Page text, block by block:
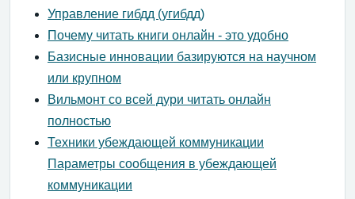
Управление гибдд (угибдд)
Почему читать книги онлайн - это удобно
Базисные инновации базируются на научном
или крупном
Вильмонт со всей дури читать онлайн
полностью
Техники убеждающей коммуникации
Параметры сообщения в убеждающей
коммуникации